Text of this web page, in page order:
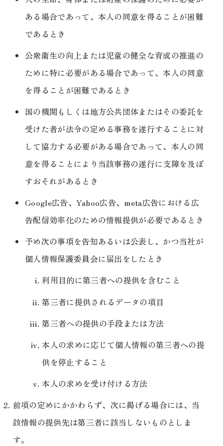
ある場合であって、本人の同意を得ることが困難
であるとき
公衆衛生の向上または児童の健全な育成の推進の
ために特に必要がある場合であって、本人の同意
を得ることが困難であるとき
国の機関もしくは地方公共団体またはその委託を
受けた者が法令の定める事務を遂行することに対
して協力する必要がある場合であって、本人の同
意を得ることにより当該事務の遂行に支障を及ぼ
すおそれがあるとき
Google広告、Yahoo広告、meta広告における広
告配信効率化のための情報提供が必要であるとき
予め次の事項を告知あるいは公表し、かつ当社が
個人情報保護委員会に届出をしたとき
利用目的に第三者への提供を含むこと
第三者に提供されるデータの項目
第三者への提供の手段または方法
本人の求めに応じて個人情報の第三者への提
供を停止すること
本人の求めを受け付ける方法
前項の定めにかかわらず、次に掲げる場合には、当
該情報の提供先は第三者に該当しないものとしま
す。